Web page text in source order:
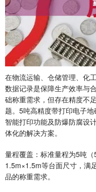
在物流运输、仓储管理、化
数据记录是保障生产效率与
础称重需求，但存在精度不
题。5吨高精度带打印电子地
智能打印功能及防爆防腐设
体化的解决方案。
量程覆盖：标准量程为5吨（
1.5m×1.5m等台面尺寸，满
品的称重需求。